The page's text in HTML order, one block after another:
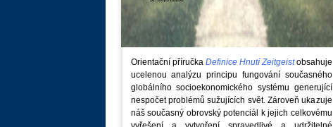
Orientační příručka Definice Hnutí Zeitgeistobsahuje
ucelenou analýzu principu fungování současného
globálního socioekonomického systému generující
nespočet problémů sužujících svět. Zároveň ukazuje
náš současný obrovský potenciál k jejich celkovému